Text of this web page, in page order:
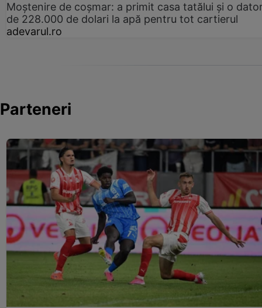
Moștenire de coșmar: a primit casa tatălui și o
de 228.000 de dolari la apă pentru tot cartierul
adevarul.ro
Parteneri